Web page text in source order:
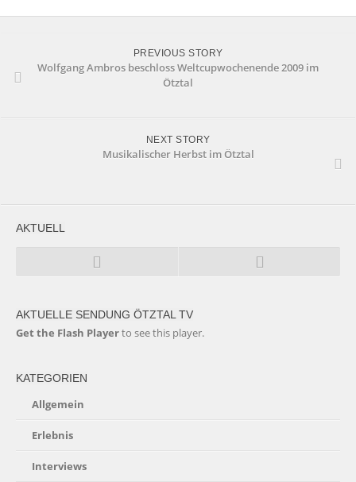
PREVIOUS STORY
Wolfgang Ambros beschloss Weltcupwochenende 2009 im
Ötztal
NEXT STORY
Musikalischer Herbst im Ötztal
AKTUELL
AKTUELLE SENDUNG ÖTZTAL TV
Get the Flash Playerto see this player.
KATEGORIEN
Allgemein
Erlebnis
Interviews